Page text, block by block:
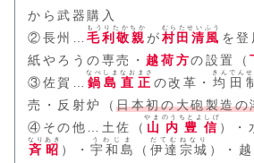
から武器購入
②長州…毛利敬親
もうりたかちか
が村田清風
むらたせいふう
を
紙やろうの専売・ 越荷方の設置（
③佐賀… 鍋島直正
なべしまなおまさ
の改革・ 均田
きんでんせ
売・反射炉（日本初の大砲製造の
④その他…土佐（ 山内豊信
やまのうちとよしげ
）・
斉昭
なりあき
）・宇和島
うわじま
（ 伊達宗城
だてむねなり
）・